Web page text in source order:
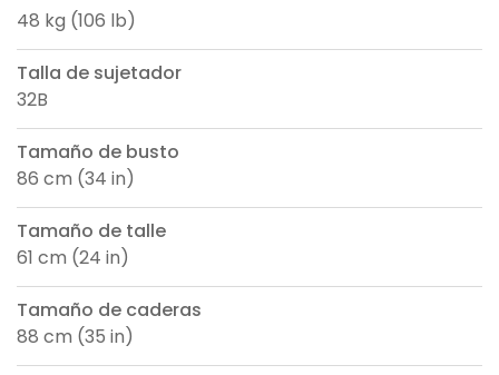
48 kg (106 lb)
Talla de sujetador
32B
Tamaño de busto
86 cm (34 in)
Tamaño de talle
61 cm (24 in)
Tamaño de caderas
88 cm (35 in)